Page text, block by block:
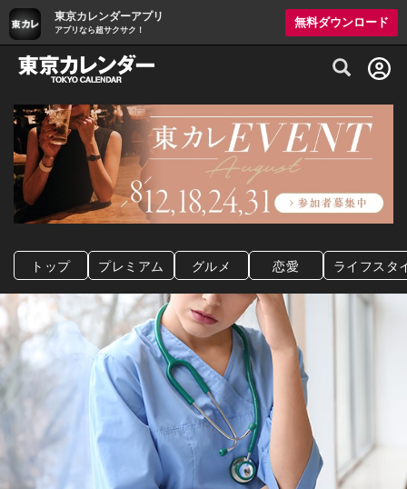
東京カレンダーアプリ
アプリなら超サクサク！
無料ダウンロード
グルメ情報・プレミアムレストラン予約
トップ プレミアム グルメ 恋愛 ライフスタ